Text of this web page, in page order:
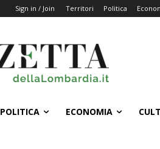
Sign in / Join Territori Politica
POLITICA ECONOMIA